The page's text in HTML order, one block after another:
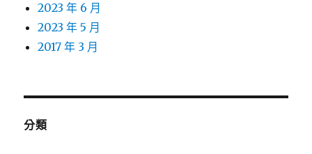
2023 年 6 月
2023 年 5 月
2017 年 3 月
分類